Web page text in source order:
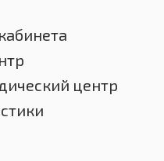
центр